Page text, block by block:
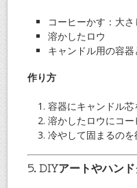
コーヒーかす：大さ
溶かしたロウ
キャンドル用の容器
作り方
容器にキャンドル芯
溶かしたロウにコー
冷やして固まるのを
5. DIYアートやハンド